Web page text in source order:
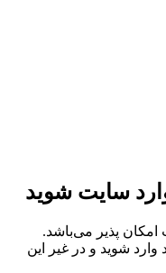
سایت شوید
پذیر می‌باشد.
شوید و در غیر این